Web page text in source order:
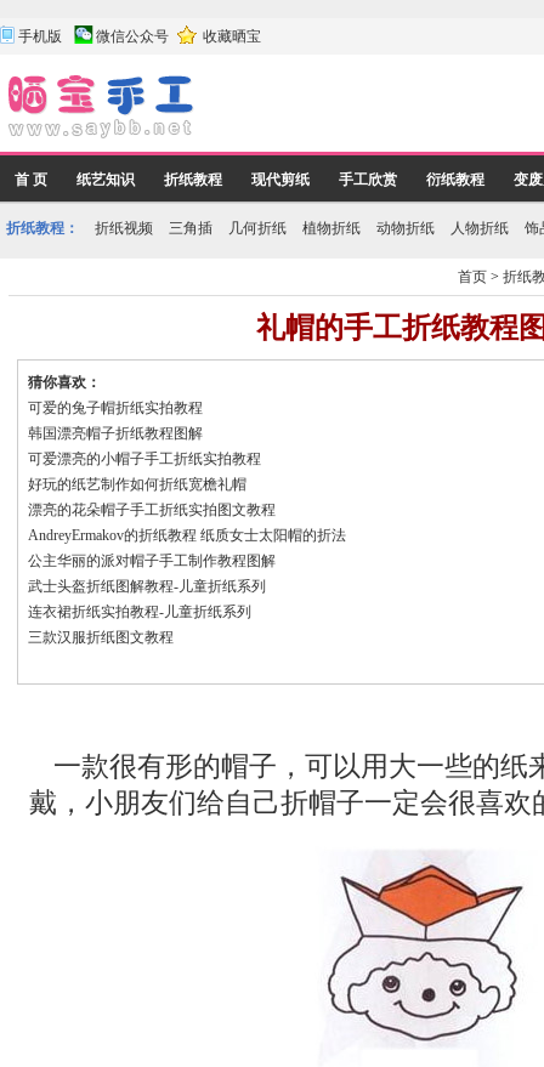
手机版 微信公众号 收藏晒宝
首 页 纸艺知识 折纸教程 现代剪纸 手工欣赏 衍纸教程 变
折纸教程： 折纸视频 三角插 几何折纸 植物折纸 动物折纸 人物折纸 饰
首页 >折纸
礼帽的手工折纸教程
猜你喜欢：
可爱的兔子帽折纸实拍教程
韩国漂亮帽子折纸教程图解
可爱漂亮的小帽子手工折纸实拍教程
好玩的纸艺制作如何折纸宽檐礼帽
漂亮的花朵帽子手工折纸实拍图文教程
AndreyErmakov的折纸教程 纸质女士太阳帽的折法
公主华丽的派对帽子手工制作教程图解
武士头盔折纸图解教程-儿童折纸系列
连衣裙折纸实拍教程-儿童折纸系列
三款汉服折纸图文教程
一款很有形的帽子，可以用大一些的纸
戴，小朋友们给自己折帽子一定会很喜欢